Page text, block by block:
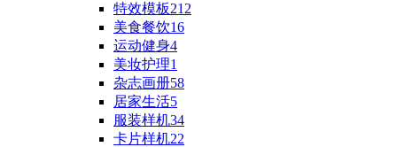
特效模板212
美食餐饮16
运动健身4
美妆护理1
杂志画册58
居家生活5
服装样机34
卡片样机22